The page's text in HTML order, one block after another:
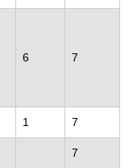
6 7
1 7
7